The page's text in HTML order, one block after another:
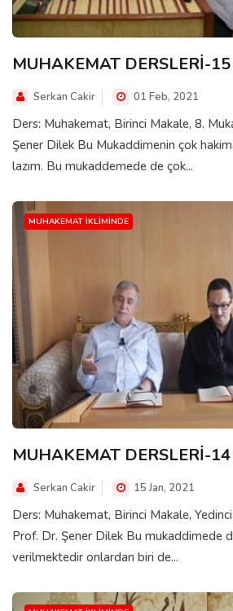
MUHAKEMAT DERSLERİ-15
Serkan Cakir 01 Feb, 2021
Ders: Muhakemat, Birinci Makale, 8.
Şener Dilek Bu Mukaddimenin çok
lazım. Bu mukaddemede de çok...
MUHAKEMAT İKLIMINDE
MUHAKEMAT DERSLERİ-14
Serkan Cakir 15 Jan, 2021
Ders: Muhakemat, Birinci Makale,
Prof. Dr. Şener Dilek Bu mukaddimede
verilmektedir onlardan biri de...